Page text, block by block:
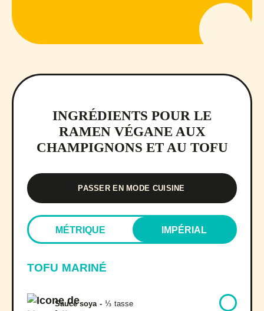
INGRÉDIENTS POUR LE
RAMEN VÉGANE AUX
CHAMPIGNONS ET AU TOFU
PASSER EN MODE CUISINE
MÉTRIQUE IMPÉRIAL
TOFU MARINÉ
Sauce soya - ⅓ tasse